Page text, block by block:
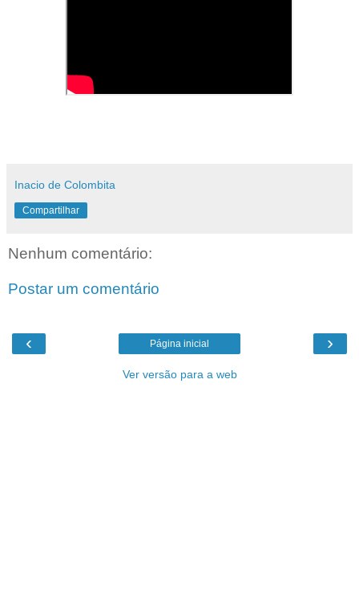
Inacio de Colombita
Compartilhar
Nenhum comentário:
Postar um comentário
‹ ›
Página inicial
Ver versão para a web